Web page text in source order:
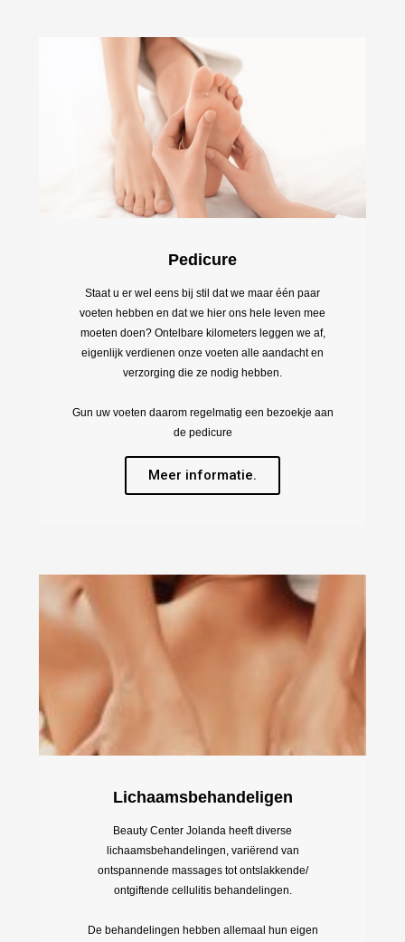
Pedicure
Staat u er wel eens bij stil dat we maar één paar
voeten hebben en dat we hier ons hele leven mee
moeten doen? Ontelbare kilometers leggen we af,
eigenlijk verdienen onze voeten alle aandacht en
verzorging die ze nodig hebben.
Gun uw voeten daarom regelmatig een bezoekje aan
de pedicure
Meer informatie.
Lichaamsbehandeligen
Beauty Center Jolanda heeft diverse
lichaamsbehandelingen, variërend van
ontspannende massages tot ontslakkende/
ontgiftende cellulitis behandelingen.
De behandelingen hebben allemaal hun eigen